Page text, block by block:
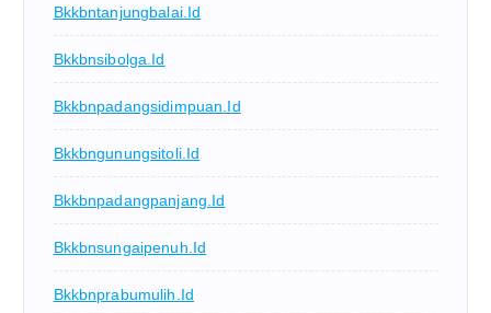
Bkkbntanjungbalai.id
Bkkbnsibolga.id
Bkkbnpadangsidimpuan.id
Bkkbngunungsitoli.id
Bkkbnpadangpanjang.id
Bkkbnsungaipenuh.id
Bkkbnprabumulih.id